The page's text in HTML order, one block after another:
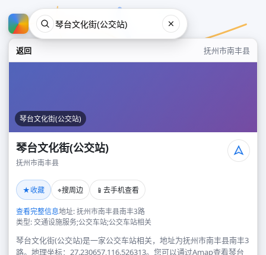
返回 抚州市南丰县
琴台文化街(公交站)
琴台文化街(公交站)
抚州市南丰县
★收藏 ⌖搜周边 📱 去手机查看
查看完整信息地址: 抚州市南丰县南丰3路
类型: 交通设施服务;公交车站;公交车站相关
琴台文化街(公交站)是一家公交车站相关，地址为抚州市南丰县南丰3
路。地理坐标：27.230657,116.526313。您可以通过Amap查看琴台